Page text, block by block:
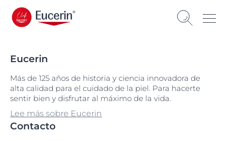
Eucerin
Más de 125 años de historia y ciencia innovadora de
alta calidad para el cuidado de la piel. Para hacerte
sentir bien y disfrutar al máximo de la vida.
Lee más sobre Eucerin
Contacto